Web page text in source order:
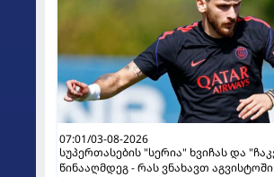
07:01/03-08-2026
სუპერთასების "სერია" ხვიჩას და "ჩაკვე" "ბარსას"
წინააღმდეგ - რას ვნახავთ აგვისტოში